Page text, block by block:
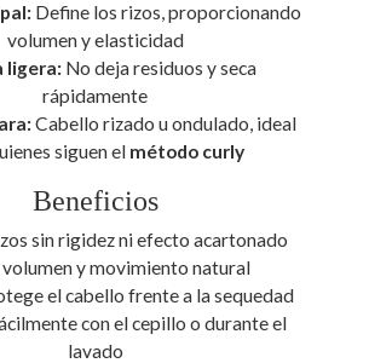
Define los rizos, proporcionando
volumen y elasticidad
ligera:No deja residuos y seca
rápidamente
Cabello rizado u ondulado, ideal
siguen el método curly
Beneficios
sin rigidez ni efecto acartonado
y movimiento natural
el cabello frente a la sequedad
con el cepillo o durante el
lavado